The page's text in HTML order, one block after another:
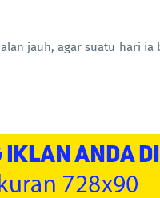
jauh, agar suatu hari